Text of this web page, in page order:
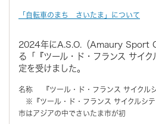
「自転車のまち さいたま」について
2024年にA.S.O.（Amaury Sport
る「『ツール・ド・フランス サイ
定を受けました。
名称 『ツール・ド・フランス サイクル
※『ツール・ド・フランス サイクルシ
市はアジアの中でさいたま市が初